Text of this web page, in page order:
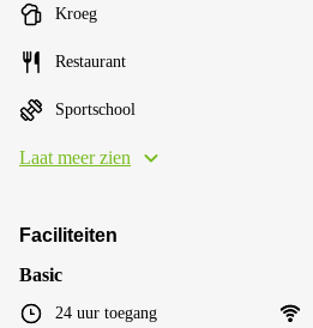
Kroeg
Restaurant
Sportschool
Laat meer zien
Faciliteiten
Basic
24 uur toegang